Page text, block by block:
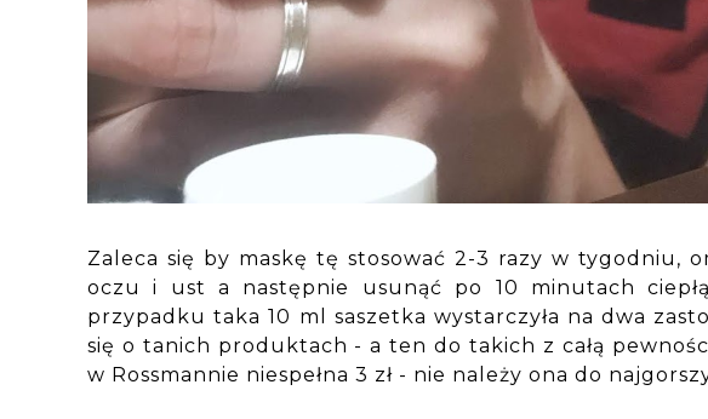
Zaleca się by maskę tę stosować 2-3 razy w tygodniu,
oczu i ust a następnie usunąć po 10 minutach
przypadku taka 10 ml saszetka wystarczyła na dwa
się o tanich produktach - a ten do takich z całą
w Rossmannie niespełna 3 zł - nie należy ona do